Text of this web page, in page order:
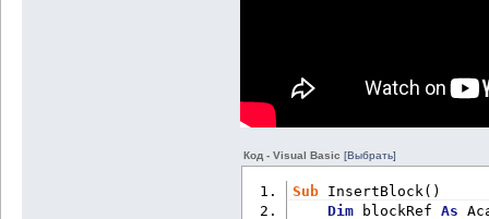
Код - Visual Basic [Выбрать]
Sub InsertBlock()
Dim blockRef As